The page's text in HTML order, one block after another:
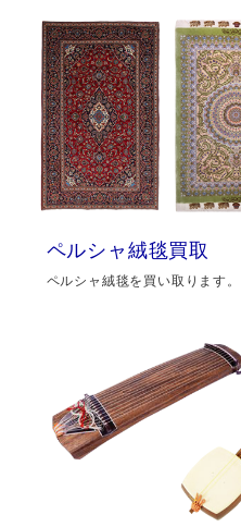
ペルシャ絨毯買取
ペルシャ絨毯を買い取ります。